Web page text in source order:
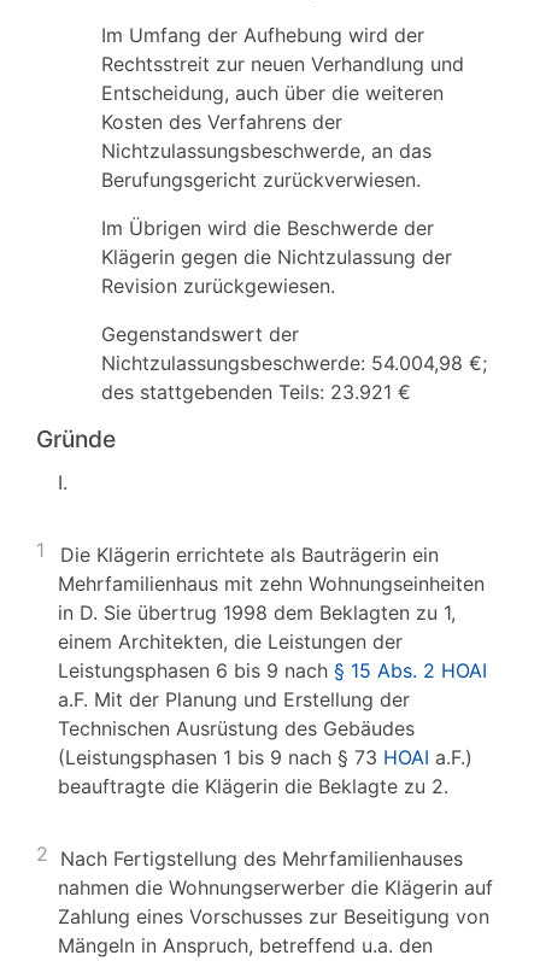
Im Umfang der Aufhebung wird der
Rechtsstreit zur neuen Verhandlung und
Entscheidung, auch über die weiteren
Kosten des Verfahrens der
Nichtzulassungsbeschwerde, an das
Berufungsgericht zurückverwiesen.
Im Übrigen wird die Beschwerde der
Klägerin gegen die Nichtzulassung der
Revision zurückgewiesen.
Gegenstandswert der
Nichtzulassungsbeschwerde: 54.004,98 €;
des stattgebenden Teils: 23.921 €
Gründe
I.
1
Die Klägerin errichtete als Bauträgerin ein
Mehrfamilienhaus mit zehn Wohnungseinheiten
in D. Sie übertrug 1998 dem Beklagten zu 1,
einem Architekten, die Leistungen der
Leistungsphasen 6 bis 9 nach § 15 Abs. 2 HOAI
a.F. Mit der Planung und Erstellung der
Technischen Ausrüstung des Gebäudes
(Leistungsphasen 1 bis 9 nach § 73 HOAI a.F.)
beauftragte die Klägerin die Beklagte zu 2.
2 Nach Fertigstellung des Mehrfamilienhauses
nahmen die Wohnungserwerber die Klägerin auf
Zahlung eines Vorschusses zur Beseitigung von
Mängeln in Anspruch, betreffend u.a. den